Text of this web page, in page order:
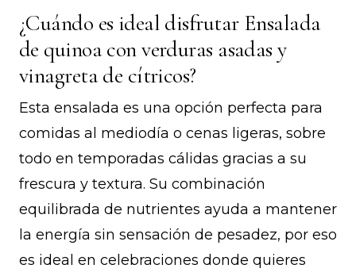
¿Cuándo es ideal disfrutar Ensalada
de quinoa con verduras asadas y
vinagreta de cítricos?
Esta ensalada es una opción perfecta para
comidas al mediodía o cenas ligeras, sobre
todo en temporadas cálidas gracias a su
frescura y textura. Su combinación
equilibrada de nutrientes ayuda a mantener
la energía sin sensación de pesadez, por eso
es ideal en celebraciones donde quieres